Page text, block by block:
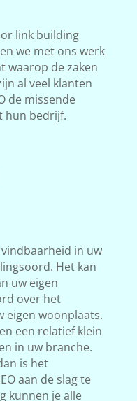
link building
we met ons werk
waarop de zaken
al veel klanten
de missende
hun bedrijf.
vindbaarheid in uw
Het kan
uw eigen
over het
eigen woonplaats.
een relatief klein
in uw branche.
is het
aan de slag te
kunnen je alle